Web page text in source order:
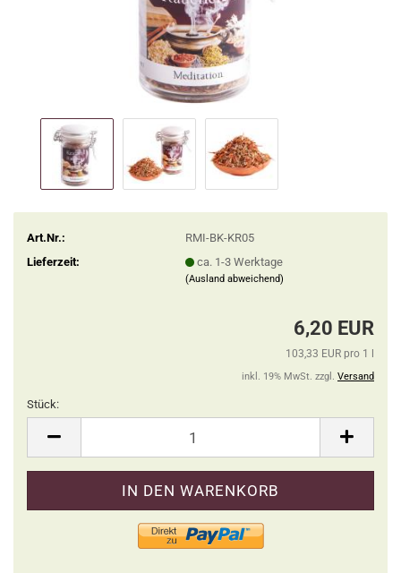
Art.Nr.:
RMI-BK-KR05
Lieferzeit:
ca. 1-3 Werktage
(Ausland abweichend)
6,20 EUR
103,33 EUR pro 1 l
inkl. 19% MwSt. zzgl. Versand
Stück: